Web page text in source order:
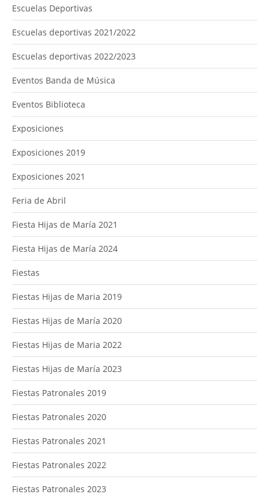
Escuelas Deportivas
Escuelas deportivas 2021/2022
Escuelas deportivas 2022/2023
Eventos Banda de Música
Eventos Biblioteca
Exposiciones
Exposiciones 2019
Exposiciones 2021
Feria de Abril
Fiesta Hijas de María 2021
Fiesta Hijas de María 2024
Fiestas
Fiestas Hijas de Maria 2019
Fiestas Hijas de María 2020
Fiestas Hijas de Maria 2022
Fiestas Hijas de María 2023
Fiestas Patronales 2019
Fiestas Patronales 2020
Fiestas Patronales 2021
Fiestas Patronales 2022
Fiestas Patronales 2023